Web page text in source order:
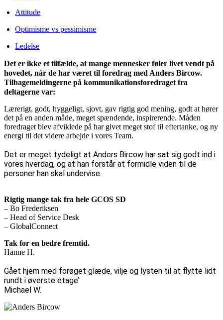
Attitude
Optimisme vs pessimisme
Ledelse
Det er ikke et tilfælde, at mange mennesker føler livet vendt på
hovedet, når de har været til foredrag med Anders Bircow.
Tilbagemeldingerne på kommunikationsforedraget fra
deltagerne var:
Lærerigt, godt, hyggeligt, sjovt, gav rigtig god mening, godt at hører
det på en anden måde, meget spændende, inspirerende. Måden
foredraget blev afviklede på har givet meget stof til eftertanke, og ny
energi til det videre arbejde i vores Team.
Det er meget tydeligt at Anders Bircow har sat sig godt ind i
vores hverdag, og at han forstår at formidle viden til de
personer han skal undervise.
Rigtig mange tak fra hele GCOS SD
– Bo Frederiksen
– Head of Service Desk
– GlobalConnect
Tak for en bedre fremtid.
Hanne H.
Gået hjem med forøget glæde, vilje og lysten til at flytte lidt
rundt i øverste etage’
Michael W.